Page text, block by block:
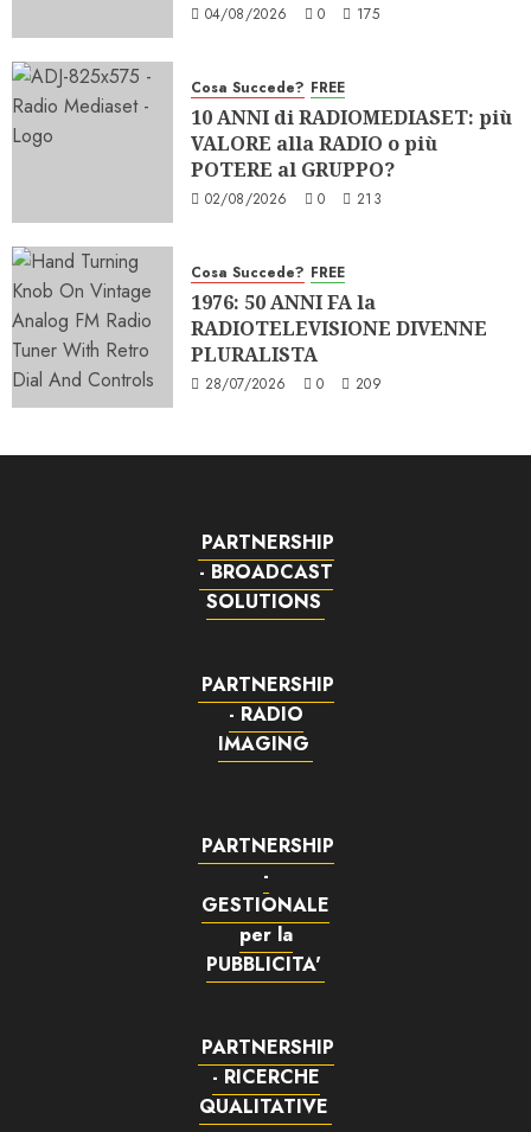
04/08/2026 0 175
Cosa Succede? FREE
10 ANNI di RADIOMEDIASET: più
VALORE alla RADIO o più
POTERE al GRUPPO?
02/08/2026 0 213
Cosa Succede? FREE
1976: 50 ANNI FA la
RADIOTELEVISIONE DIVENNE
PLURALISTA
28/07/2026 0 209
PARTNERSHIP
- BROADCAST
SOLUTIONS
PARTNERSHIP
- RADIO
IMAGING
PARTNERSHIP
-
GESTIONALE
per la
PUBBLICITA'
PARTNERSHIP
- RICERCHE
QUALITATIVE